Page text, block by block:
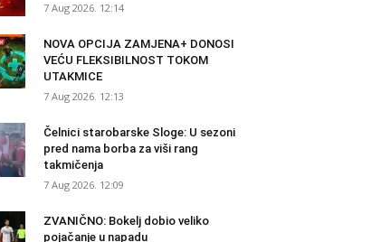
7 Aug 2026. 12:14
NOVA OPCIJA ZAMJENA+ DONOSI
VEĆU FLEKSIBILNOST TOKOM
UTAKMICE
7 Aug 2026. 12:13
Čelnici starobarske Sloge: U sezoni
pred nama borba za viši rang
takmičenja
7 Aug 2026. 12:09
ZVANIČNO: Bokelj dobio veliko
pojačanje u napadu